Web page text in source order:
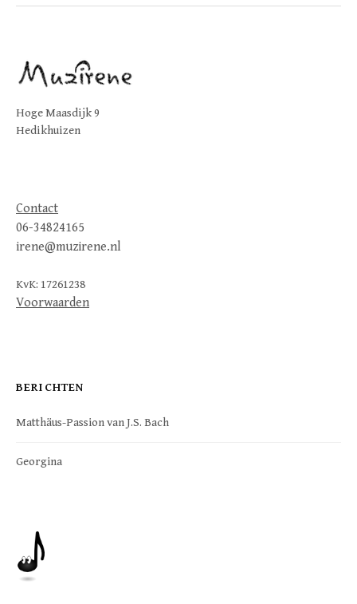
Hoge Maasdijk 9
Hedikhuizen
Contact
06-34824165
irene@muzirene.nl
KvK: 17261238
Voorwaarden
BERICHTEN
Matthäus-Passion van J.S. Bach
Georgina